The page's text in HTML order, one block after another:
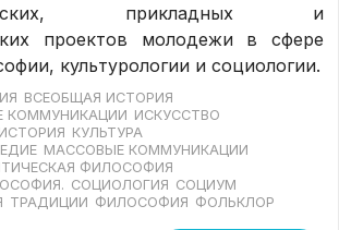
прикладных и
проектов молодежи в сфере
культурологии и социологии.
ВСЕОБЩАЯ ИСТОРИЯ
КОММУНИКАЦИИ ИСКУССТВО
ИСТОРИЯ КУЛЬТУРА
МАССОВЫЕ КОММУНИКАЦИИ
ФИЛОСОФИЯ
СОЦИОЛОГИЯ СОЦИУМ
ТРАДИЦИИ ФИЛОСОФИЯ ФОЛЬКЛОР